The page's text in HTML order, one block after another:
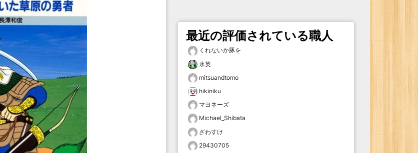
最近の評価されている職人
くれないか豚を
氷英
mitsuandtomo
hikiniku
マヨネーズ
Michael_Shibata
ざわすけ
29430705